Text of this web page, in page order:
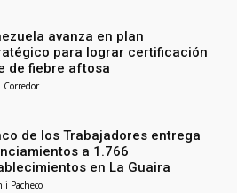
avanza en plan
para lograr certificación
de fiebre aftosa
Corredor
de los Trabajadores entrega
a 1.766
en La Guaira
Pacheco